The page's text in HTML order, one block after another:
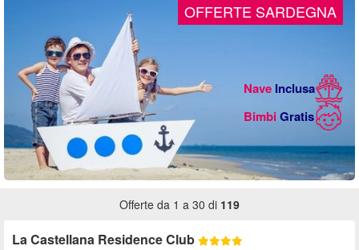
Offerte da 1 a 30 di 119
La Castellana Residence Club